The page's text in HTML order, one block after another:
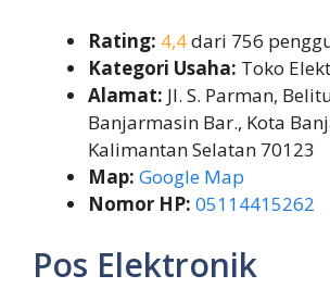
Rating: 4,4dari 756
Kategori Usaha: Toko
Alamat: Jl. S. Parman,
Banjarmasin Bar., Kota
Kalimantan Selatan 70123
Map: Google Map
Nomor HP: 05114415262
Pos Elektronik